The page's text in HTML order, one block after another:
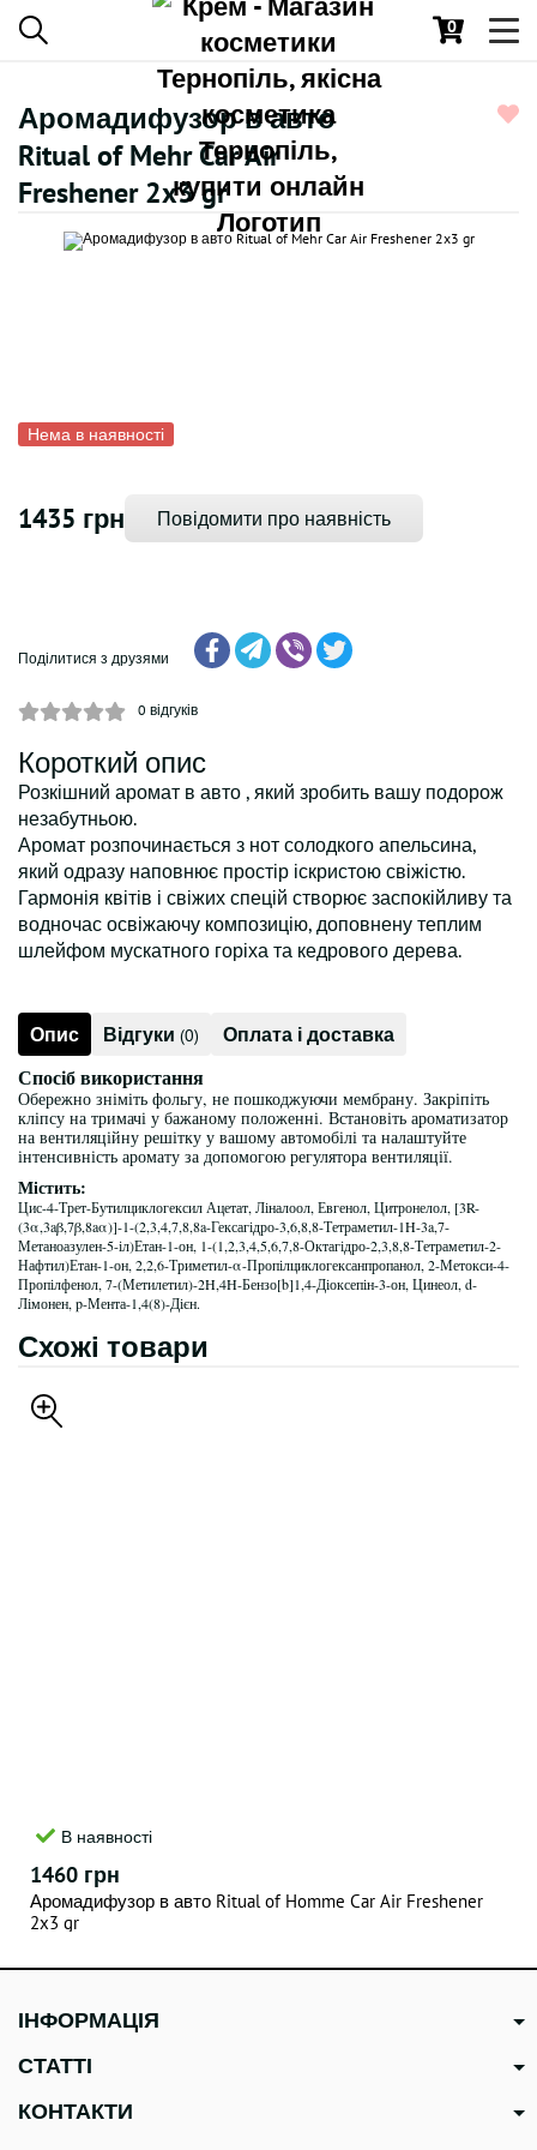
0
Аромадифузор в авто
Ritual of Mehr Car Air
Freshener 2x3 gr
Нема в наявності
1435 грн Повідомити про наявність
Поділитися з друзями
0 відгуків
Короткий опис
Розкішний аромат в авто , який зробить вашу подорож
незабутньою.
Аромат розпочинається з нот солодкого апельсина,
який одразу наповнює простір іскристою свіжістю.
Гармонія квітів і свіжих спецій створює заспокійливу та
водночас освіжаючу композицію, доповнену теплим
шлейфом мускатного горіха та кедрового дерева.
Опис Відгуки (0) Оплата і доставка
Спосіб використання
Обережно зніміть фольгу, не пошкоджуючи мембрану. Закріпіть
кліпсу на тримачі у бажаному положенні. Встановіть ароматизатор
на вентиляційну решітку у вашому автомобілі та налаштуйте
інтенсивність аромату за допомогою регулятора вентиляції.
Містить:
Цис-4-Трет-Бутилциклогексил Ацетат, Ліналоол, Евгенол, Цитронелол, [3R-
(3α,3aβ,7β,8aα)]-1-(2,3,4,7,8,8a-Гексагідро-3,6,8,8-Тетраметил-1H-3a,7-
Метаноазулен-5-іл)Етан-1-он, 1-(1,2,3,4,5,6,7,8-Октагідро-2,3,8,8-Тетраметил-2-
Нафтил)Етан-1-он, 2,2,6-Триметил-α-Пропілциклогексанпропанол, 2-Метокси-4-
Пропілфенол, 7-(Метилетил)-2H,4H-Бензо[b]1,4-Діоксепін-3-он, Цинеол, d-
Лімонен, p-Мента-1,4(8)-Дієн.
Схожі товари
В наявності
1460 грн
Аромадифузор в авто Ritual of Homme Car Air Freshener
2x3 gr
ІНФОРМАЦІЯ
СТАТТІ
КОНТАКТИ